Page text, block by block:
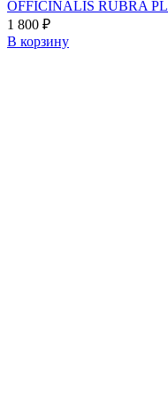
OFFICINALIS RUBRA
1 800 ₽
В корзину